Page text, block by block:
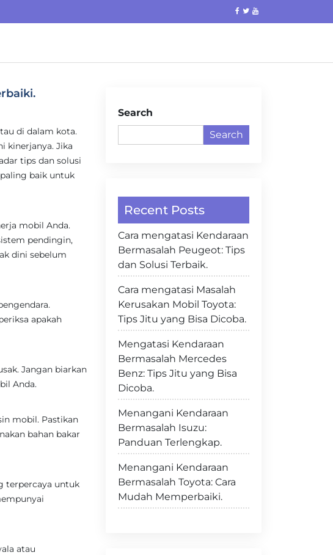
di dalam kota.
kinerjanya. Jika
tips dan solusi
baik untuk
mobil Anda.
pendingin,
dini sebelum
apakah
Jangan biarkan
Anda.
mobil. Pastikan
bahan bakar
terpercaya untuk
atau
Search
Search
Recent Posts
Cara mengatasi Kendaraan
Bermasalah Peugeot: Tips
dan Solusi Terbaik.
Cara mengatasi Masalah
Kerusakan Mobil Toyota:
Tips Jitu yang Bisa Dicoba.
Mengatasi Kendaraan
Bermasalah Mercedes
Benz: Tips Jitu yang Bisa
Dicoba.
Menangani Kendaraan
Bermasalah Isuzu:
Panduan Terlengkap.
Menangani Kendaraan
Bermasalah Toyota: Cara
Mudah Memperbaiki.